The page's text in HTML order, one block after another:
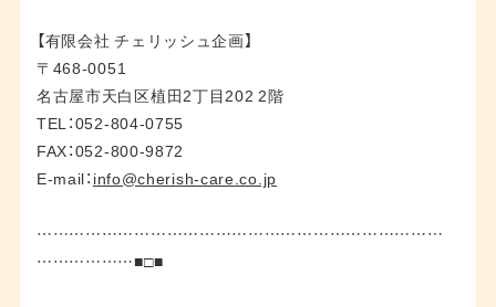
【有限会社 チェリッシュ企画】
〒468-0051
名古屋市天白区植田2丁目202 2階
TEL：052-804-0755
FAX：052-800-9872
E-mail： info@cherish-care.co.jp
…………………………………………………………………
………………■□■